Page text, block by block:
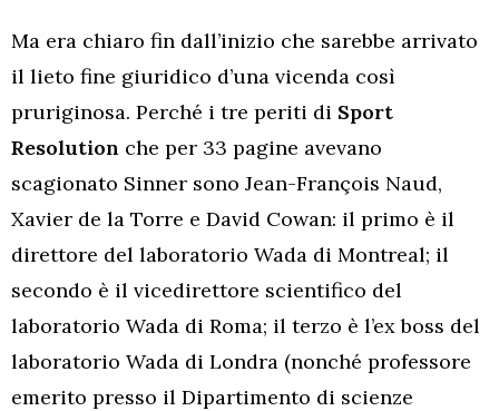
Ma era chiaro fin dall’inizio che sarebbe arrivato
il lieto fine giuridico d’una vicenda così
pruriginosa. Perché i tre periti di Sport
Resolution che per 33 pagine avevano
scagionato Sinner sono Jean-François Naud,
Xavier de la Torre e David Cowan: il primo è il
direttore del laboratorio Wada di Montreal; il
secondo è il vicedirettore scientifico del
laboratorio Wada di Roma; il terzo è l’ex boss del
laboratorio Wada di Londra (nonché professore
emerito presso il Dipartimento di scienze